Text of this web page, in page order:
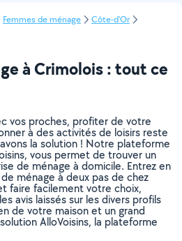
Femmes de ménage
Côte-d'Or
à Crimolois : tout ce
vos proches, profiter de votre
à des activités de loisirs reste
la solution ! Notre plateforme
vous permet de trouver un
de ménage à domicile. Entrez en
ménage à deux pas de chez
faire facilement votre choix,
avis laissés sur les divers profils
de votre maison et un grand
AlloVoisins, la plateforme